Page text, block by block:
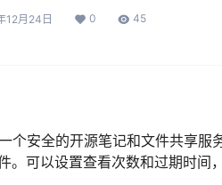
12月24日 0 45
个安全的开源笔记和文件共享服
。可以设置查看次数和过期时间